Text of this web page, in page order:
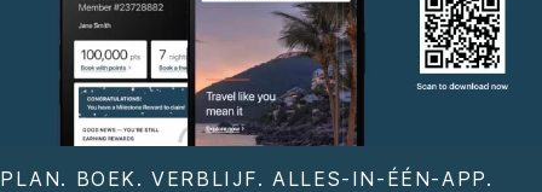
PLAN. BOEK. VERBLIJF. ALLES-IN-ÉÉN-APP.